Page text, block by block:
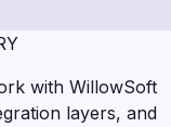
with WillowSoft
layers, and